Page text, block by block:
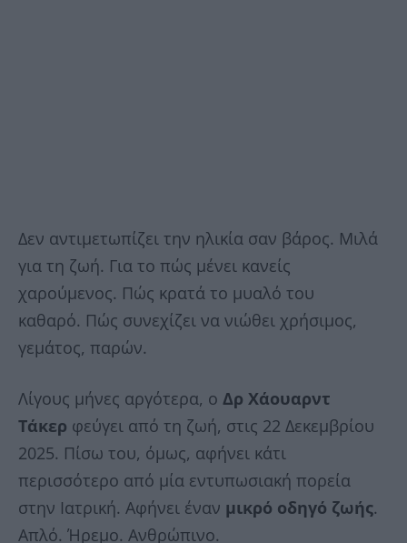
Δεν αντιμετωπίζει την ηλικία σαν βάρος. Μιλά
για τη ζωή. Για το πώς μένει κανείς
χαρούμενος. Πώς κρατά το μυαλό του
καθαρό. Πώς συνεχίζει να νιώθει χρήσιμος,
γεμάτος, παρών.
Λίγους μήνες αργότερα, ο Δρ Χάουαρντ
Τάκερ φεύγει από τη ζωή, στις 22 Δεκεμβρίου
2025. Πίσω του, όμως, αφήνει κάτι
περισσότερο από μία εντυπωσιακή πορεία
στην Ιατρική. Αφήνει έναν μικρό οδηγό ζωής.
Απλό. Ήρεμο. Ανθρώπινο.